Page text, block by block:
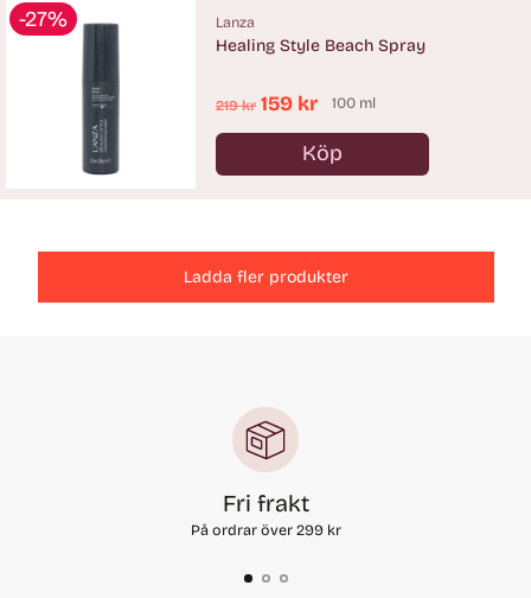
-27% Lanza
Healing Style Beach Spray
Ordinarie
pris
219 kr 159 kr 100 ml
Köp
Antal
Ladda fler produkter
Fri frakt
På ordrar över 299 kr